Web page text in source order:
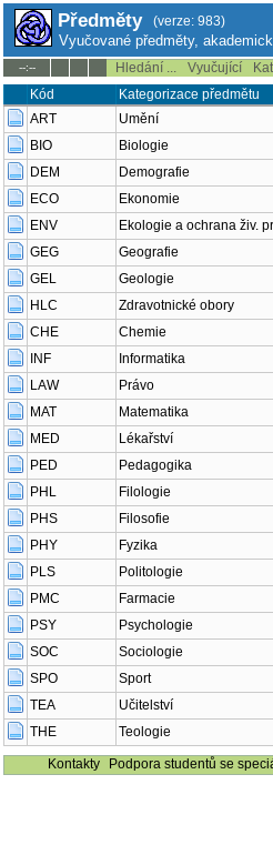
Předměty (verze: 983)
Vyučované předměty,
--:-- Hledání ... Vyučující
Kód
Kategorizace předmětu
ART
Umění
BIO
Biologie
DEM
Demografie
ECO
Ekonomie
ENV
Ekologie a ochrana živ.
GEG
Geografie
GEL
Geologie
HLC
Zdravotnické obory
CHE
Chemie
INF
Informatika
LAW
Právo
MAT
Matematika
MED
Lékařství
PED
Pedagogika
PHL
Filologie
PHS
Filosofie
PHY
Fyzika
PLS
Politologie
PMC
Farmacie
PSY
Psychologie
SOC
Sociologie
SPO
Sport
TEA
Učitelství
THE
Teologie
Kontakty
Podpora studentů se